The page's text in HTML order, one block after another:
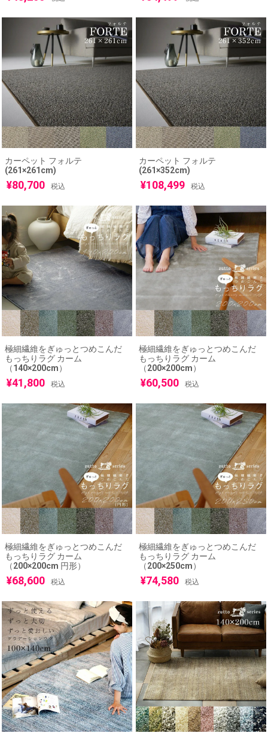
カーペット フォルテ
(261×261cm)
¥80,700 税込
カーペット フォルテ
(261×352cm)
¥108,499 税込
極細繊維をぎゅっとつめこんだ
もっちりラグ カーム
（140×200cm）
¥41,800 税込
極細繊維をぎゅっとつめこんだ
もっちりラグ カーム
（200×200cm）
¥60,500 税込
極細繊維をぎゅっとつめこんだ
もっちりラグ カーム
（200×200cm 円形）
¥68,600 税込
極細繊維をぎゅっとつめこんだ
もっちりラグ カーム
（200×250cm）
¥74,580 税込